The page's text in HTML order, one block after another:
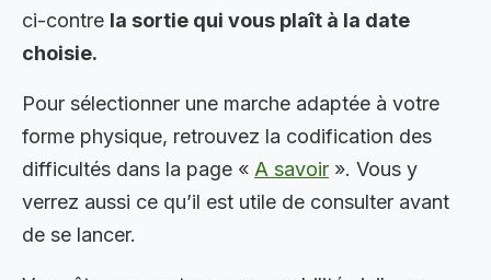
ci-contre la sortie qui vous plaît à la date
choisie.
Pour sélectionner une marche adaptée à votre
forme physique, retrouvez la codification des
difficultés dans la page « A savoir ». Vous y
verrez aussi ce qu’il est utile de consulter avant
de se lancer.